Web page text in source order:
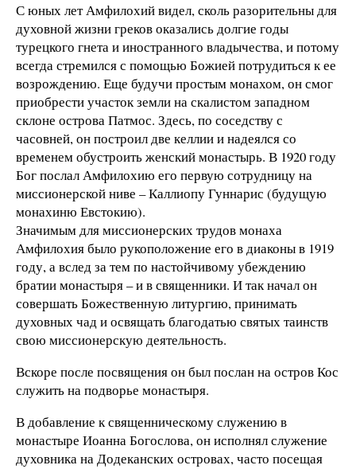
С юных лет Амфилохий видел, сколь разорительны для
духовной жизни греков оказались долгие годы
турецкого гнета и иностранного владычества, и потому
всегда стремился с помощью Божией потрудиться к ее
возрождению. Еще будучи простым монахом, он смог
приобрести участок земли на скалистом западном
склоне острова Патмос. Здесь, по соседству с
часовней, он построил две келлии и надеялся со
временем обустроить женский монастырь. В 1920 году
Бог послал Амфилохию его первую сотрудницу на
миссионерской ниве – Каллиопу Гуннарис (будущую
монахиню Евстокию).
Значимым для миссионерских трудов монаха
Амфилохия было рукоположение его в диаконы в 1919
году, а вслед за тем по настойчивому убеждению
братии монастыря – и в священники. И так начал он
совершать Божественную литургию, принимать
духовных чад и освящать благодатью святых таинств
свою миссионерскую деятельность.
Вскоре после посвящения он был послан на остров Кос
служить на подворье монастыря.
В добавление к священническому служению в
монастыре Иоанна Богослова, он исполнял служение
духовника на Додеканских островах, часто посещая